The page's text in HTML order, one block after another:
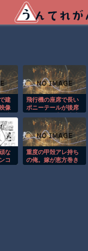
建
像
飛行機の座席で長い
ポニーテールが後席
行為！！
な
コ
重度の甲殻アレ持ち
の俺。嫁が恵方巻き